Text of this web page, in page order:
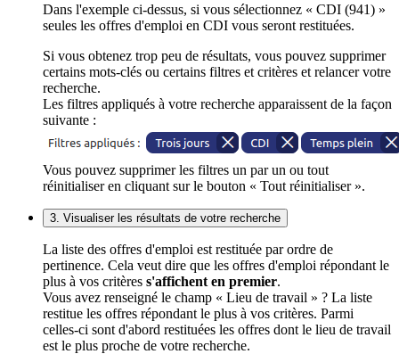
Dans l'exemple ci-dessus, si vous sélectionnez « CDI (941) »
seules les offres d'emploi en CDI vous seront restituées.
Si vous obtenez trop peu de résultats, vous pouvez supprimer
certains mots-clés ou certains filtres et critères et relancer votre
recherche.
Les filtres appliqués à votre recherche apparaissent de la façon
suivante :
Vous pouvez supprimer les filtres un par un ou tout
réinitialiser en cliquant sur le bouton « Tout réinitialiser ».
3. Visualiser les résultats de votre recherche
La liste des offres d'emploi est restituée par ordre de
pertinence. Cela veut dire que les offres d'emploi répondant le
plus à vos critères s'affichent en premier.
Vous avez renseigné le champ « Lieu de travail » ? La liste
restitue les offres répondant le plus à vos critères. Parmi
celles-ci sont d'abord restituées les offres dont le lieu de travail
est le plus proche de votre recherche.